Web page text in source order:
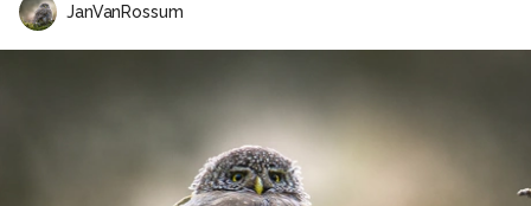
JanVanRossum